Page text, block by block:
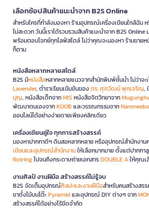
เลือกช้อปสินค้าแนะนำจาก B2S Online
สำหรับใครที่กำลังมองหา ร้านอุปกรณ์เครื่องเขียนใกล้ฉัน
ไม่สะดวก วันนี้เราได้รวบรวมสินค้าแนะนำจาก B2S
พร้อมตอบโจทย์ทุกไลฟ์สไตล์ ไม่ว่าคุณจะมองหา ร้านขาย
ก็ตาม
หนังสือหลากหลายสไตล์
B2S มีหนังสือหลากหลายแนวจากสำนักพิมพ์ชั้นนำ ไม่ว่าจ
Lavender, ตำราเรียนเข้มข้นของดร. ศุภวัฒน์ พุกเจริญ,
บุญ, หนังสือเด็กจากMIS หนังสือจิตวิทยาจาก
พัฒนาตนเองจากKOOB และวรรณกรรมจาก
ออนไลน์ได้อย่างง่ายดายเพียงคลิกเดียว
เครื่องเขียนคู่ใจ ทุกการสร้างสรรค์
มองหาปากกาดีๆ ดินสอหลากหลาย หรืออุปกรณ์สำนักงาน
เขียนและอุปกรณ์สำนักงานให้เลือกมากมาย ตั้งแต่ปากกา
Rotringไปจนถึงกระดาษถ่ายเอกสารDOUBLE Aให้คุณเ
งานศิลป์ งานฝีมือ สร้างสรรค์ไม่รู้จบ
B2S จัดเต็มอุปกรณ์ศิลปะและงานฝีมือสำหรับคนสร้างสร
ขาตั้งไม้บนโต๊ะPyramidและอุปกรณ์ DIY ต่างๆ จาก
สร้างสรรค์ได้อย่างไร้ขีดจำกัด